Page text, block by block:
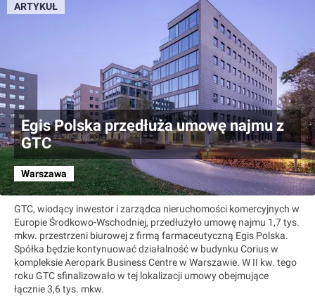
Egis Polska przedłuża umowę najmu z
GTC
Warszawa
ARTYKUŁ
GTC, wiodący inwestor i zarządca nieruchomości komercyjnych w
Europie Środkowo-Wschodniej, przedłużyło umowę najmu 1,7 tys.
mkw. przestrzeni biurowej z firmą farmaceutyczną Egis Polska.
Spółka będzie kontynuować działalność w budynku Corius w
kompleksie Aeropark Business Centre w Warszawie. W II kw. tego
roku GTC sfinalizowało w tej lokalizacji umowy obejmujące
łącznie 3,6 tys. mkw.